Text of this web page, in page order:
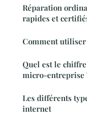
Réparation
rapides et
Comment
Quel est le
micro-entreprise
Les différents
internet